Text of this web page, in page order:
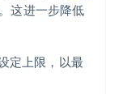
这进一步降低
定上限，以最